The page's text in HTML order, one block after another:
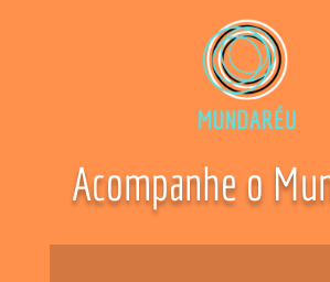
Acompanhe o